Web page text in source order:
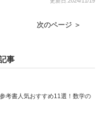
次のページ ＞
事
考書人気おすすめ11選！数学の